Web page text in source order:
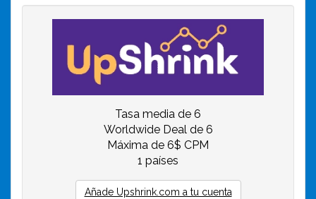
Tasa media de 6
Worldwide Deal de 6
Máxima de 6$ CPM
1 países
Añade Upshrink.com a tu cuenta